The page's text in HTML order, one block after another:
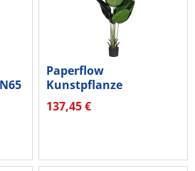
Paperflow
Kunstpflanze
PABAN115
Bananenbaum 115cm
137,45 €